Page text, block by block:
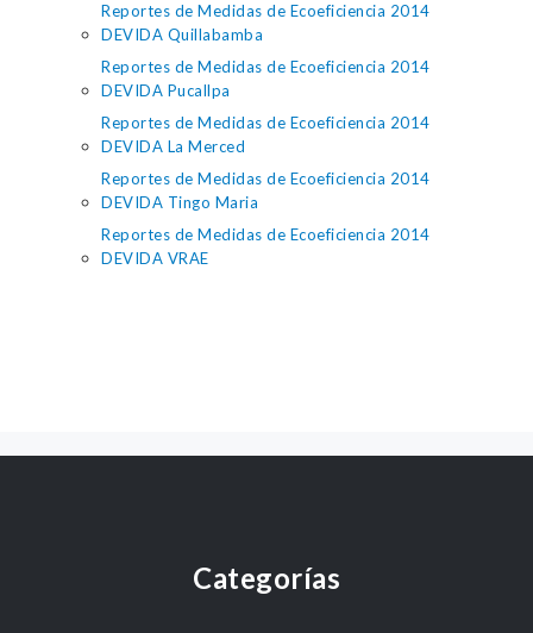
Reportes de Medidas de Ecoeficiencia 2014
DEVIDA Quillabamba
Reportes de Medidas de Ecoeficiencia 2014
DEVIDA Pucallpa
Reportes de Medidas de Ecoeficiencia 2014
DEVIDA La Merced
Reportes de Medidas de Ecoeficiencia 2014
DEVIDA Tingo Maria
Reportes de Medidas de Ecoeficiencia 2014
DEVIDA VRAE
Categorías